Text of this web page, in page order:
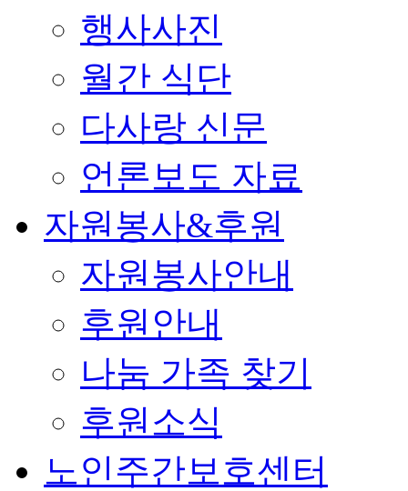
행사사진
월간 식단
다사랑 신문
언론보도 자료
자원봉사&후원
자원봉사안내
후원안내
나눔 가족 찾기
후원소식
노인주간보호센터